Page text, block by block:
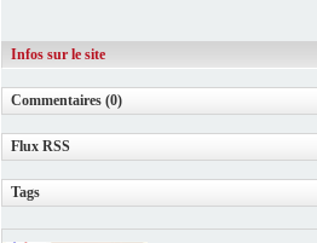
Infos sur le site
Commentaires (0)
Flux RSS
Tags